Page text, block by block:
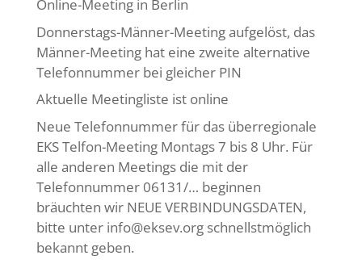
Online-Meeting in Berlin
Donnerstags-Männer-Meeting aufgelöst, das
Männer-Meeting hat eine zweite alternative
Telefonnummer bei gleicher PIN
Aktuelle Meetingliste ist online
Neue Telefonnummer für das überregionale
EKS Telfon-Meeting Montags 7 bis 8 Uhr. Für
alle anderen Meetings die mit der
Telefonnummer 06131/… beginnen
bräuchten wir NEUE VERBINDUNGSDATEN,
bitte unter info@eksev.org schnellstmöglich
bekannt geben.